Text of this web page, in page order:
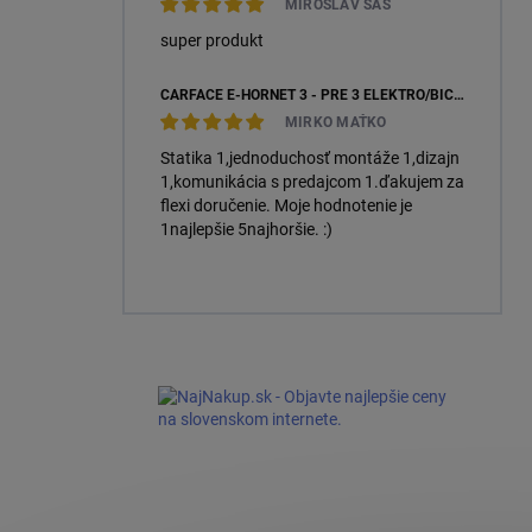
MIROSLAV SÁS
super produkt
CARFACE E-HORNET 3 - PRE 3 ELEKTRO/BICYKLE
MIRKO MAŤKO
Statika 1,jednoduchosť montáže 1,dizajn
1,komunikácia s predajcom 1.ďakujem za
flexi doručenie. Moje hodnotenie je
1najlepšie 5najhoršie. :)